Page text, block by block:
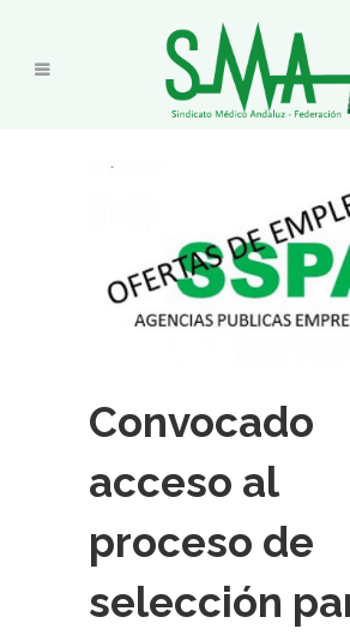
Convocado
acceso al
proceso de
selección